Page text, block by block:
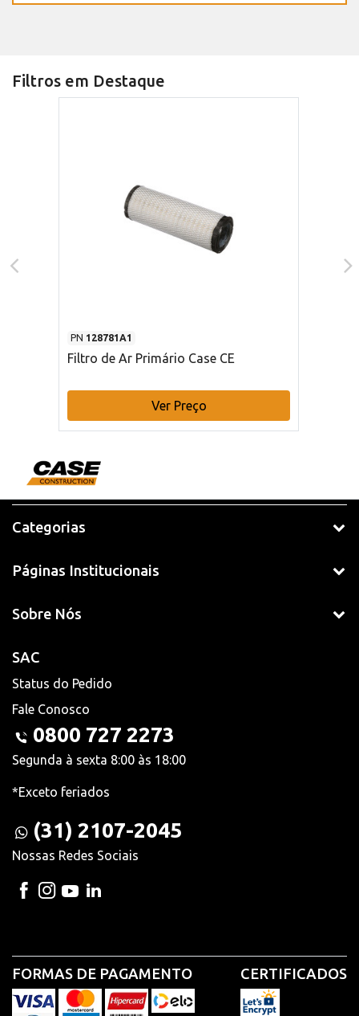
Filtros em Destaque
PN 128781A1
Filtro de Ar Primário Case CE
Ver Preço
Categorias
Páginas Institucionais
Sobre Nós
SAC
Status do Pedido
Fale Conosco
0800 727 2273
Segunda à sexta 8:00 às 18:00
*Exceto feriados
(31) 2107-2045
Nossas Redes Sociais
FORMAS DE PAGAMENTO CERTIFICADOS